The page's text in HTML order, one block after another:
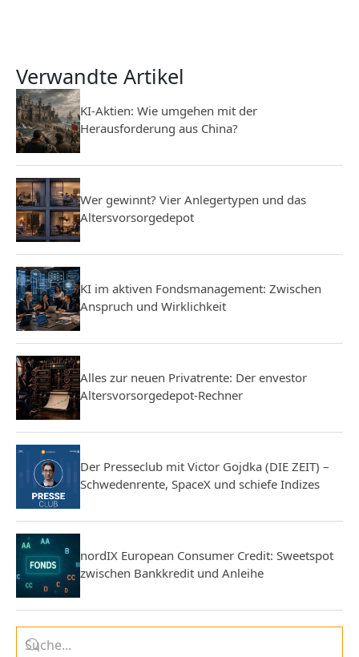
Verwandte Artikel
KI-Aktien: Wie umgehen mit der
Herausforderung aus China?
Wer gewinnt? Vier Anlegertypen und das
Altersvorsorgedepot
KI im aktiven Fondsmanagement: Zwischen
Anspruch und Wirklichkeit
Alles zur neuen Privatrente: Der envestor
Altersvorsorgedepot-Rechner
Der Presseclub mit Victor Gojdka (DIE ZEIT) –
Schwedenrente, SpaceX und schiefe Indizes
nordIX European Consumer Credit: Sweetspot
zwischen Bankkredit und Anleihe